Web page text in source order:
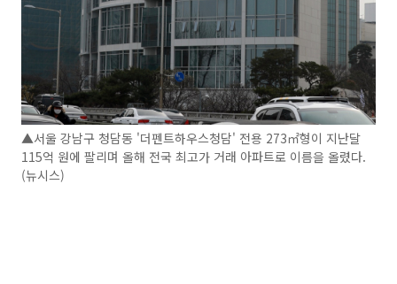
▲서울 강남구 청담동 '더펜트하우스청담' 전용 273㎡형이 지난달
115억 원에 팔리며 올해 전국 최고가 거래 아파트로 이름을 올렸다.
(뉴시스)